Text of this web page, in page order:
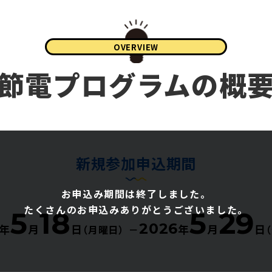
OVERVIEW
電プログラムの概
お申込み期間は終了しました。
たくさんのお申込みありがとうございました。
新規参加申込期間
5月18日（月曜日） － 2026年5月29日